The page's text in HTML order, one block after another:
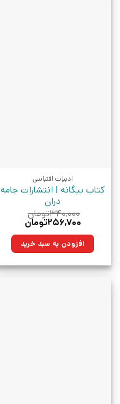
ادبیات اقتباسی
کتاب بیگانه | انتشارات جامه
دران
۳۴۰,۰۰۰تومان
قیمت
۳۴۰,۰۰۰تومان
بود.
۲۵۶,۷۰۰تومان
۲۵۶,۷۰۰تومان.افزودن به سبد خرید